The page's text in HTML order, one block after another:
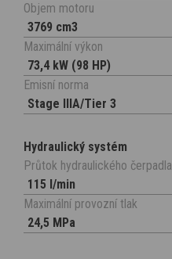
Objem motoru
3769 cm3
Maximální výkon
73,4 kW (98 HP)
Emisní norma
Stage IIIA/Tier 3
Hydraulický systém
Průtok hydraulického čerpadla
115 l/min
Maximální provozní tlak
24,5 MPa